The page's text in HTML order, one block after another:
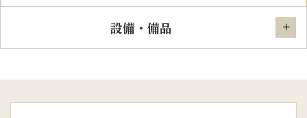
設備・備品